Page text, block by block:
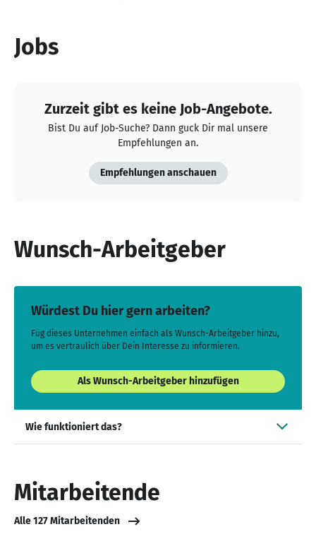
Jobs
Zurzeit gibt es keine Job-Angebote.
Bist Du auf Job-Suche? Dann guck Dir mal unsere
Empfehlungen an.
Empfehlungen anschauen
Wunsch-Arbeitgeber
Würdest Du hier gern arbeiten?
Füg dieses Unternehmen einfach als Wunsch-Arbeitgeber hinzu,
um es vertraulich über Dein Interesse zu informieren.
Als Wunsch-Arbeitgeber hinzufügen
Wie funktioniert das?
Mitarbeitende
Alle 127 Mitarbeitenden